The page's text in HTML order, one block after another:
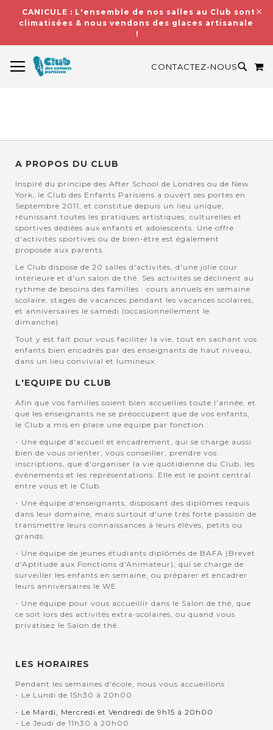
CANICULE : L'ensemble de nos salles au Club sont
climatisées & nous vendons des glaces artisanales
!
CONTACTEZ-NOUS
A PROPOS DU CLUB
Inspiré du principe des After School de Londres ou de New
York, le Club des Enfants Parisiens a ouvert ses portes en
Septembre 2011, et constitue depuis un lieu unique,
réunissant toutes les pratiques artistiques, culturelles et
sportives dédiées aux enfants et adolescents. Une offre
d'activités sportives ou de bien-être est également
proposée aux parents.
Le Club dispose de 20 salles d'activités, d'une jolie cour
intérieure et d'un salon de thé. Ses activités se déclinent au
rythme de besoins des familles : cours annuels en semaine
scolaire, stages de vacances pendant les vacances scolaires,
et anniversaires le samedi (occasionnellement le
dimanche).
Tout y est fait pour vous faciliter la vie, tout en sachant vos
enfants bien encadrés par des enseignants de haut niveau,
dans un lieu convivial et lumineux.
L'EQUIPE DU CLUB
Afin que vos familles soient bien accuellies toute l'année, et
que les enseignants ne se préoccupent que de vos enfants,
le Club a mis en place une équipe par fonction :
- Une équipe d'accueil et encadrement, qui se charge aussi
bien de vous orienter, vous conseiller, prendre vos
inscriptions, que d'organiser la vie quotidienne du Club, les
évènements et les représentations. Elle est le point central
entre vous et le Club.
- Une équipe d'enseignants, disposant des diplômes requis
dans leur domaine, mais surtout d'une très forte passion de
transmettre leurs connaissances à leurs élèves, petits ou
grands.
- Une équipe de jeunes étudiants diplômés de BAFA (Brevet
d'Aptitude aux Fonctions d'Animateur); qui se charge de
surveiller les enfants en semaine, ou préparer et encadrer
leurs anniversaires le WE.
- Une équipe pour vous accueillir dans le Salon de thé, que
ce soit lors des activités extra-scolaires, ou quand vous
privatisez le Salon de thé.
LES HORAIRES
Pendant les semaines d'école, nous vous accueillons :
- Le Lundi de 15h30 à 20h00
- Le Mardi, Mercredi et Vendredi de 9h15 à 20h00
- Le Jeudi de 11h30 à 20h00